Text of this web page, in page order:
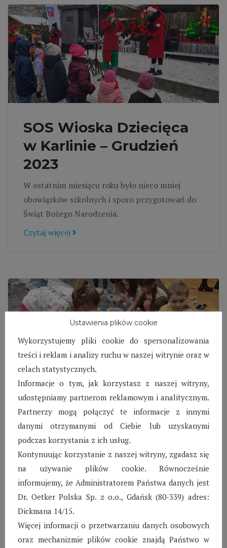
SOS Wioska Dziecięca
w Karlinie – Grudzień
2023
W ostatnim miesiącu roku było nieco mniej
obowiązków szkolnych i sporo przygotowań do
Świąt Bożego Narodzenia.
Czytaj więcej
SOS Wioska Dziecięca
w Biłgoraju – Grudzień
2023
Pierwszego dnia grudnia zorganizowaliśmy w
SOS Wioska Dziecięca w Biłgoraju bal
andrzejkowy. Były wróżby i tańce, wszyscy
świetnie się bawili.
Czytaj więcej
Ustawienia plików cookie
Wykorzystujemy pliki cookie do spersonalizowania
treści i reklam i analizy ruchu w naszej witrynie oraz w
celach statystycznych.
Informacje o tym, jak korzystasz z naszej witryny,
udostępniamy partnerom reklamowym i analitycznym.
Partnerzy mogą połączyć te informacje z innymi
danymi otrzymanymi od Ciebie lub uzyskanymi
podczas korzystania z ich usług.
Kontynuując korzystanie z naszej witryny, zgadasz się
na używanie plików cookie. Równocześnie
informujemy, że Administratorem Państwa danych jest
Dr. Oetker Polska Sp. z o.o., Gdańsk (80-339) adres:
Dickmana 14/15.
Więcej informacji o przetwarzaniu danych osobowych
oraz mechanizmie plików cookie znajdą Państwo w